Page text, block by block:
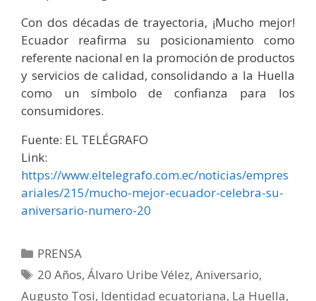
Con dos décadas de trayectoria, ¡Mucho mejor!
Ecuador reafirma su posicionamiento como
referente nacional en la promoción de productos
y servicios de calidad, consolidando a la Huella
como un símbolo de confianza para los
consumidores.
Fuente: EL TELÉGRAFO
Link:
https://www.eltelegrafo.com.ec/noticias/empres
ariales/215/mucho-mejor-ecuador-celebra-su-
aniversario-numero-20
PRENSA
20 Años,Álvaro Uribe Vélez,Aniversario,
Augusto Tosi, Identidad ecuatoriana, La Huella,